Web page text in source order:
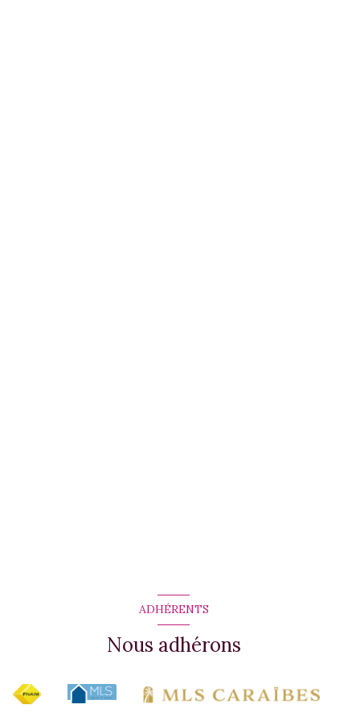
ADHÉRENTS
Nous adhérons